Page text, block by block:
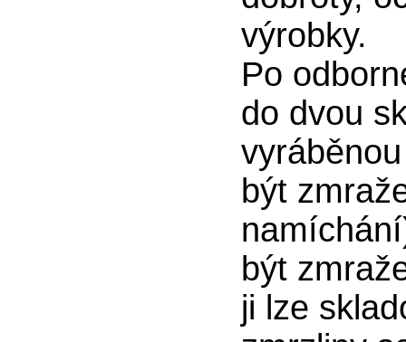
výrobky.
Po
do dvou
být
být
ji lze